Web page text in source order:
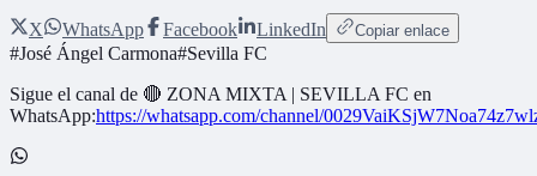
X WhatsApp Facebook LinkedIn Copiar enlace
#José Ángel Carmona#Sevilla FC
Sigue el canal de 🔴 ZONA MIXTA | SEVILLA FC en
WhatsApp:https://whatsapp.com/channel/